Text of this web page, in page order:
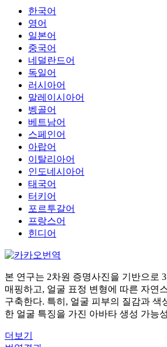
한국어
영어
일본어
중국어
네덜란드어
독일어
러시아어
말레이시아어
벵골어
베트남어
스페인어
아랍어
이탈리아어
인도네시아어
태국어
터키어
포르투갈어
프랑스어
힌디어
본 연구는 2차원 증명사진을 기반으로
매핑하고, 얼굴 표정 변형에 따른 자연
구축한다. 특히, 얼굴 피부의 질감과
한 얼굴 특징을 가진 아바타 생성 가능
더보기